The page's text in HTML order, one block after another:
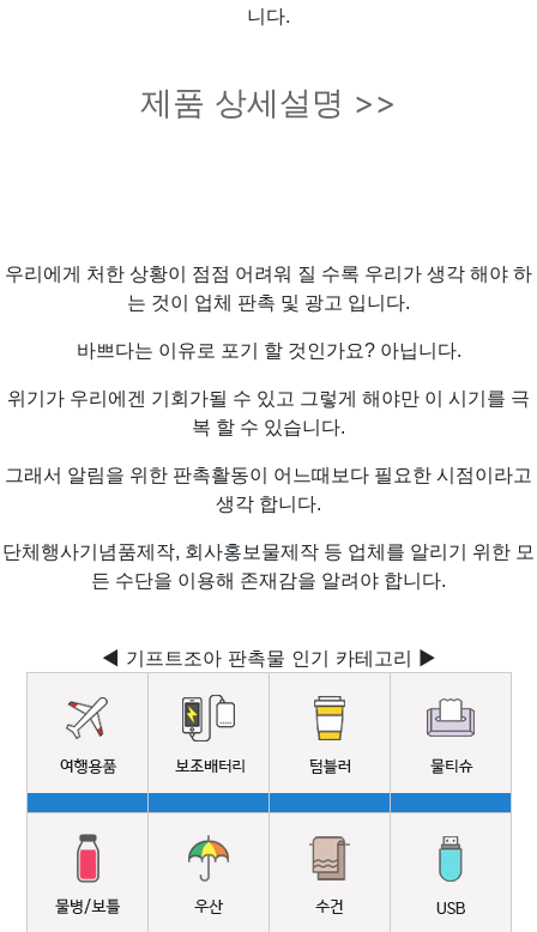
니다.
제품 상세설명 >>
우리에게 처한 상황이 점점 어려워 질 수록 우리가 생각 해야 하
는 것이 업체 판촉 및 광고 입니다.
바쁘다는 이유로 포기 할 것인가요? 아닙니다.
위기가 우리에겐 기회가될 수 있고 그렇게 해야만 이 시기를 극
복 할 수 있습니다.
그래서 알림을 위한 판촉활동이 어느때보다 필요한 시점이라고
생각 합니다.
단체행사기념품제작, 회사홍보물제작 등 업체를 알리기 위한 모
든 수단을 이용해 존재감을 알려야 합니다.
◀ 기프트조아 판촉물 인기 카테고리 ▶